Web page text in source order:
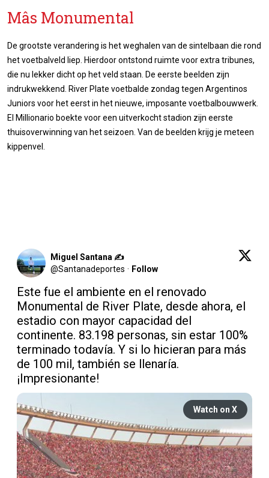
Mâs Monumental
De grootste verandering is het weghalen van de sintelbaan die rond
het voetbalveld liep. Hierdoor ontstond ruimte voor extra tribunes,
die nu lekker dicht op het veld staan. De eerste beelden zijn
indrukwekkend. River Plate voetbalde zondag tegen Argentinos
Juniors voor het eerst in het nieuwe, imposante voetbalbouwwerk.
El Millionario boekte voor een uitverkocht stadion zijn eerste
thuisoverwinning van het seizoen. Van de beelden krijg je meteen
kippenvel.
Miguel Santana ✍️
@Santanadeportes · Follow
Este fue el ambiente en el renovado
Monumental de River Plate, desde ahora, el
estadio con mayor capacidad del
continente. 83.198 personas, sin estar 100%
terminado todavía. Y si lo hicieran para más
de 100 mil, también se llenaría.
¡Impresionante!
Watch on X